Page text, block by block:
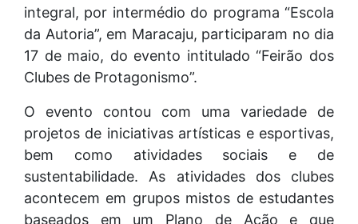
integral, por intermédio do programa “Escola
da Autoria”, em Maracaju, participaram no dia
17 de maio, do evento intitulado “Feirão dos
Clubes de Protagonismo”.
O evento contou com uma variedade de
projetos de iniciativas artísticas e esportivas,
bem como atividades sociais e de
sustentabilidade. As atividades dos clubes
acontecem em grupos mistos de estudantes
baseados em um Plano de Ação e que